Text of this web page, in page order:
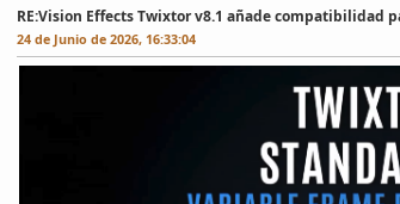
RE:Vision Effects Twixtor v8.1 añade compatibilidad
24 de Junio de 2026, 16:33:04